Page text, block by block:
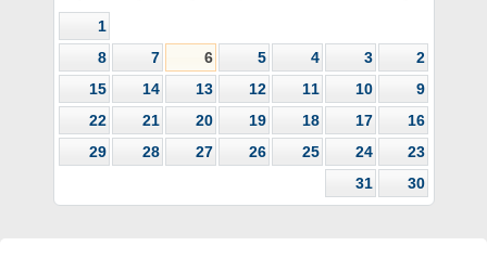
1
2
3
4
5
6
7
8
9
10
11
12
13
14
15
16
17
18
19
20
21
22
23
24
25
26
27
28
29
30
31